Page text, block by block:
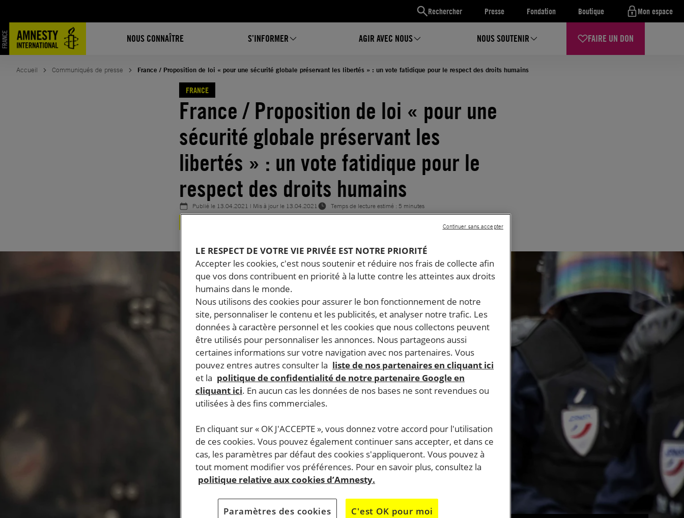
Rechercher Presse Fondation Boutique Mon espace
NOUS CONNAÎTRE S’INFORMER AGIR AVEC NOUS NOUS SOUTENIR FAIRE UN DON
contenu
Accueil Communiqués de presse France / Proposition de loi « pour une sécurité globale préservant les libertés » : un vote fatidique pour le respect des droits humains
FRANCE
France / Proposition de loi « pour une
sécurité globale préservant les
libertés » : un vote fatidique pour le
respect des droits humains
Publié le 13.04.2021 | Mis à jour le 13.04.2021
Temps de lecture estimé : 5 minutes
LE RESPECT DE VOTRE VIE PRIVÉE EST NOTRE PRIORITÉ
Accepter les cookies, c'est nous soutenir et réduire nos frais de collecte afin
que vos dons contribuent en priorité à la lutte contre les atteintes aux droits
humains dans le monde.
Nous utilisons des cookies pour assurer le bon fonctionnement de notre
site, personnaliser le contenu et les publicités, et analyser notre trafic. Les
données à caractère personnel et les cookies que nous collectons peuvent
être utilisés pour personnaliser les annonces. Nous partageons aussi
certaines informations sur votre navigation avec nos partenaires. Vous
pouvez entres autres consulter la liste de nos partenaires en cliquant ici
et la politique de confidentialité de notre partenaire Google en
cliquant ici. En aucun cas les données de nos bases ne sont revendues ou
utilisées à des fins commerciales.
En cliquant sur « OK J'ACCEPTE », vous donnez votre accord pour l'utilisation
de ces cookies. Vous pouvez également continuer sans accepter, et dans ce
cas, les paramètres par défaut des cookies s'appliqueront. Vous pouvez à
tout moment modifier vos préférences. Pour en savoir plus, consultez la
politique relative aux cookies d’Amnesty.
Paramètres des cookies C'est OK pour moi
Continuer sans accepter